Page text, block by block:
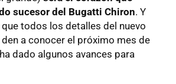
sucesor del Bugatti Chiron. Y
todos los detalles del nuevo
a conocer el próximo mes de
dado algunos avances para